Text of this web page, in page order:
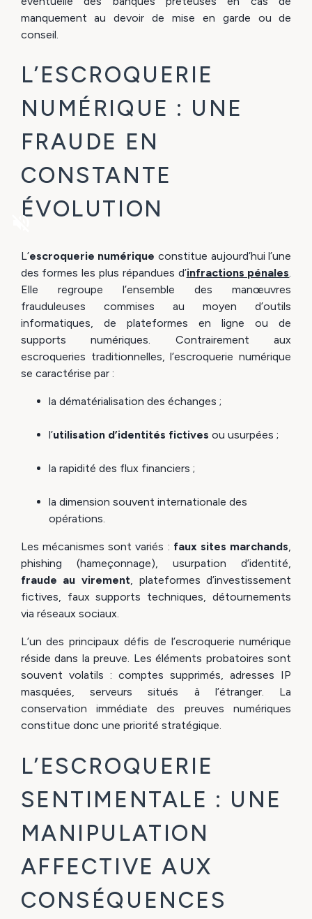
volume_off
manquement au devoir de mise en garde ou de
conseil.
L’ESCROQUERIE
NUMÉRIQUE : UNE
FRAUDE EN
CONSTANTE
ÉVOLUTION
L’escroquerie numérique constitue aujourd’hui l’une
des formes les plus répandues d’infractions pénales.
Elle regroupe l’ensemble des manœuvres
frauduleuses commises au moyen d’outils
informatiques, de plateformes en ligne ou de
supports numériques. Contrairement aux
escroqueries traditionnelles, l’escroquerie numérique
se caractérise par :
la dématérialisation des échanges ;
l’utilisation d’identités fictives ou usurpées ;
la rapidité des flux financiers ;
la dimension souvent internationale des
opérations.
Les mécanismes sont variés : faux sites marchands,
phishing (hameçonnage), usurpation d’identité,
fraude au virement, plateformes d’investissement
fictives, faux supports techniques, détournements
via réseaux sociaux.
L’un des principaux défis de l’escroquerie numérique
réside dans la preuve. Les éléments probatoires sont
souvent volatils : comptes supprimés, adresses IP
masquées, serveurs situés à l’étranger. La
conservation immédiate des preuves numériques
constitue donc une priorité stratégique.
L’ESCROQUERIE
SENTIMENTALE : UNE
MANIPULATION
AFFECTIVE AUX
CONSÉQUENCES